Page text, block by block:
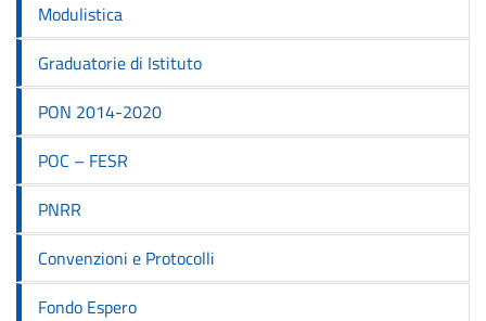
Modulistica
Graduatorie di Istituto
PON 2014-2020
POC – FESR
PNRR
Convenzioni e Protocolli
Fondo Espero